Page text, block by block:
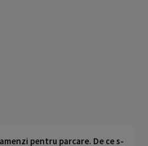
pentru parcare. De ce s-